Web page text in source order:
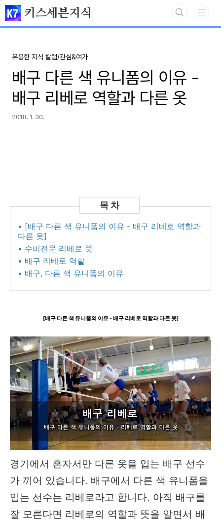
본문 바로가기
키스세븐지식
유용한 지식 칼럼/관심&여가
배구 다른 색 유니폼의 이유 -
배구 리베로 역할과 다른 옷
2018. 1. 30.
• [배구 다른 색 유니폼의 이유 - 배구 리베로 역할과
다른 옷]
• 수비전문 리베로 뜻
• 배구 리베로 역할
• 배구, 다른 색 유니폼의 이유
[배구 다른 색 유니폼의 이유 - 배구 리베로 역할과 다른 옷]
경기에서 혼자서만 다른 옷을 입는 배구 선수
가 끼어 있습니다. 배구에서 다른 색 유니폼을
입는 선수는 리베로라고 합니다. 아직 배구를
잘 모른다면 리베로의 역할과 뜻을 알면서 배